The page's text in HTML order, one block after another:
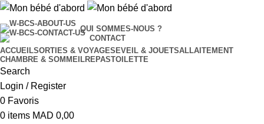
QUI SOMMES-NOUS ?
CONTACT
ACCUEILSORTIES & VOYAGES EVEIL & JOUETSALLAITEMENT
CHAMBRE & SOMMEILREPASTOILETTE
Search
Login / Register
0 Favoris
0 items MAD 0,00